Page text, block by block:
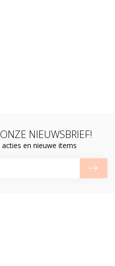
NIEUWSBRIEF!
en nieuwe items